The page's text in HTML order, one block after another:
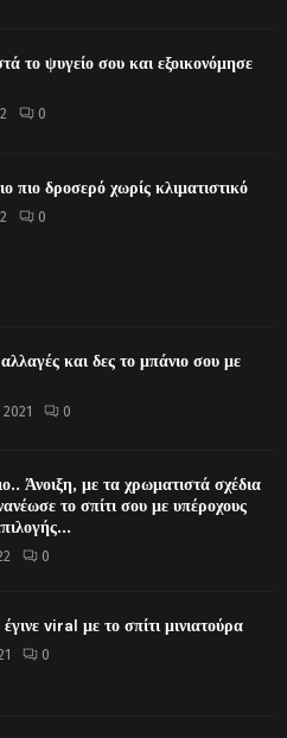
το ψυγείο σου και εξοικονόμησε
0
πιο δροσερό χωρίς κλιματιστικό
0
και δες το μπάνιο σου με
0
Άνοιξη, με τα χρωματιστά σχέδια
το σπίτι σου με υπέροχους
0
viral με το σπίτι μινιατούρα
0